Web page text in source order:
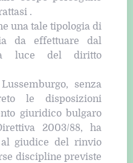
.
una tale tipologia di
da effettuare dal
luce del diritto
senza
le disposizioni
giuridico bulgaro
2003/88, ha
giudice del rinvio
discipline previste